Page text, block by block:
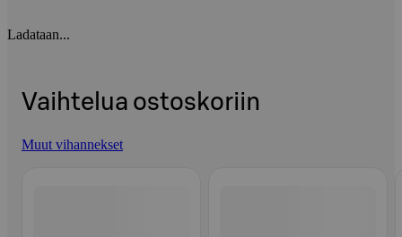
Ladataan...
Vaihtelua ostoskoriin
Muut vihannekset